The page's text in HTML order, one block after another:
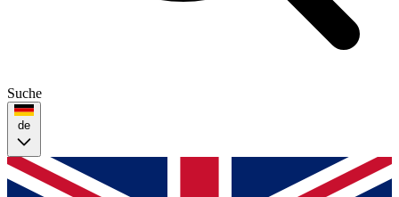
Suche
de